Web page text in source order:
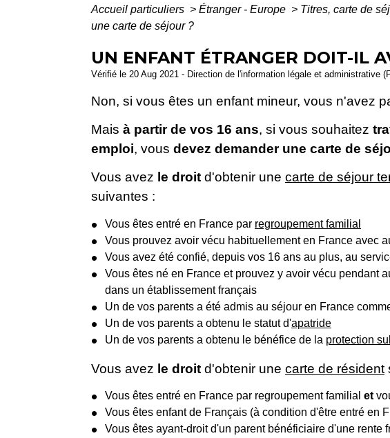
Accueil particuliers > Étranger - Europe > Titres, carte de
une carte de séjour ?
UN ENFANT ÉTRANGER DOIT-IL
Vérifié le 20 Aug 2021 - Direction de l'information légale et administrative
Non, si vous êtes un enfant mineur, vous n'avez
Mais à partir de vos 16 ans, si vous souhaitez
emploi, vous devez demander une carte de
Vous avez le droit d'obtenir une carte de séjour
suivantes :
Vous êtes entré en France par regroupement familial
Vous prouvez avoir vécu habituellement en France avec
Vous avez été confié, depuis vos 16 ans au plus, au
Vous êtes né en France et prouvez y avoir vécu pendant
dans un établissement français
Un de vos parents a été admis au séjour en France
Un de vos parents a obtenu le statut d'apatride
Un de vos parents a obtenu le bénéfice de la protection
Vous avez le droit d'obtenir une carte de résident
Vous êtes entré en France par regroupement familial et
Vous êtes enfant de Français (à condition d'être entré en
Vous êtes ayant-droit d'un parent bénéficiaire d'une